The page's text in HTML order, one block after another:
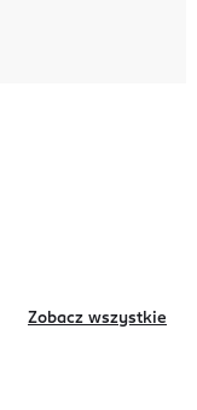
Zobacz wszystkie